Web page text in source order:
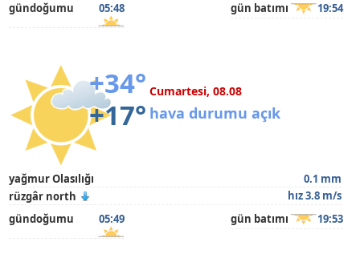
gündoğumu
05:48 gün batımı 19:54
+34°
+17°
Cumartesi, 08.08
hava durumu açık
yağmur Olasılığı
0.1 mm
rüzgâr north
hız 3.8 m/s
gündoğumu
05:49 gün batımı 19:53